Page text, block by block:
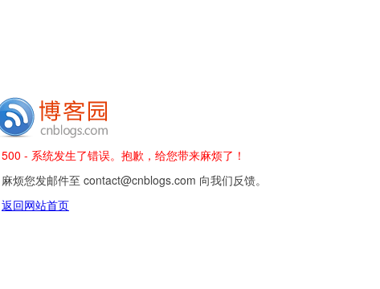
500 - 系统发生了错误。抱歉，给您带来麻烦了！
麻烦您发邮件至 contact@cnblogs.com 向我们反馈。
返回网站首页